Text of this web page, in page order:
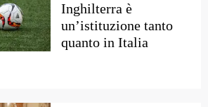
Inghilterra è
un’istituzione tanto
quanto in Italia